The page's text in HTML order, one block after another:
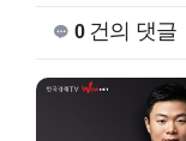
0건의 댓글